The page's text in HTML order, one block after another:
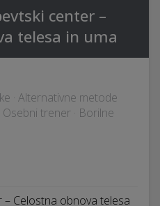
center –
telesa in uma
· Alternativne metode
Osebni trener · Borilne
– Celostna obnova telesa